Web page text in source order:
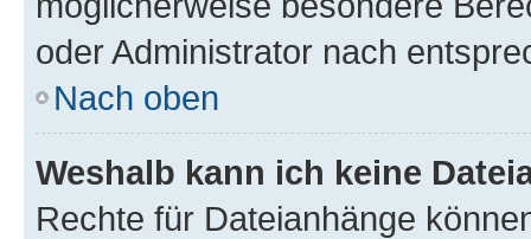
oder Administrator nach
Nach oben
Weshalb kann ich keine
Rechte für Dateianhänge